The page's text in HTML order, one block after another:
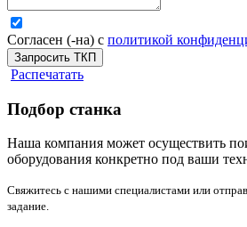
Согласен (-на) с политикой
Запросить ТКП
Распечатать
Подбор станка
Наша компания может осуществить
оборудования конкретно под ваши
Свяжитесь с нашими специалистами или
задание.